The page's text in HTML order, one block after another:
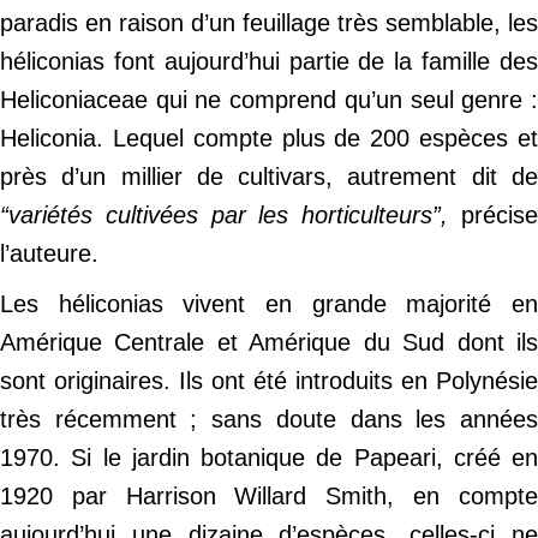
paradis en raison d’un feuillage très semblable, les
héliconias font aujourd’hui partie de la famille des
Heliconiaceae qui ne comprend qu’un seul genre :
Heliconia. Lequel compte plus de 200 espèces et
près d’un millier de cultivars, autrement dit de
“variétés cultivées par les horticulteurs”,
précise
l’auteure.
Les héliconias vivent en grande majorité en
Amérique Centrale et Amérique du Sud dont ils
sont originaires. Ils ont été introduits en Polynésie
très récemment ; sans doute dans les années
1970. Si le jardin botanique de Papeari, créé en
1920 par Harrison Willard Smith, en compte